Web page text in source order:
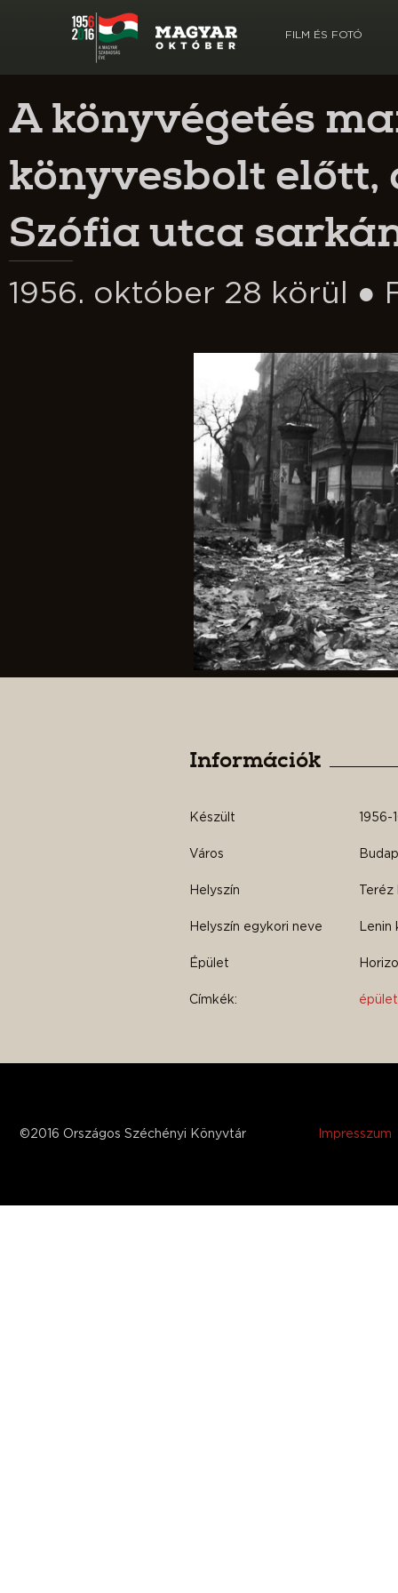
FILM ÉS FOTÓ
A könyvégetés
könyvesbolt előtt,
Szófia utca
1956. október 28 körül ●
Információk
Készült
Város
Helyszín
Helyszín egykori neve Lenin
Épület
Címkék:
©2016 Országos Széchényi Könyvtár Impresszum